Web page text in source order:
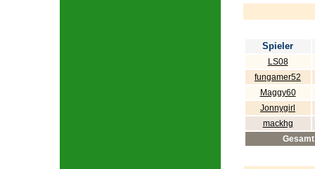
Spieler
LS08
fungamer52
Maggy60
Jonnygirl
mackhg
Gesamt